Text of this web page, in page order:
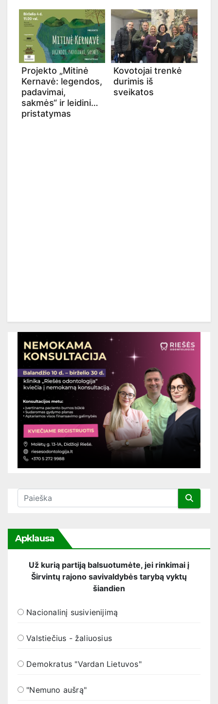
Projekto „Mitinė
Kernavė: legendos,
padavimai,
sakmės“ ir leidinio
pristatymas
Kovotojai trenkė
durimis iš
sveikatos
Apklausa
Už kurią partiją balsuotumėte, jei rinkimai į
Širvintų rajono savivaldybės tarybą vyktų
šiandien
Nacionalinį susivienijimą
Valstiečius - žaliuosius
Demokratus "Vardan Lietuvos"
"Nemuno aušrą"